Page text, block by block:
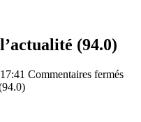
(94.0)
Commentaires fermés